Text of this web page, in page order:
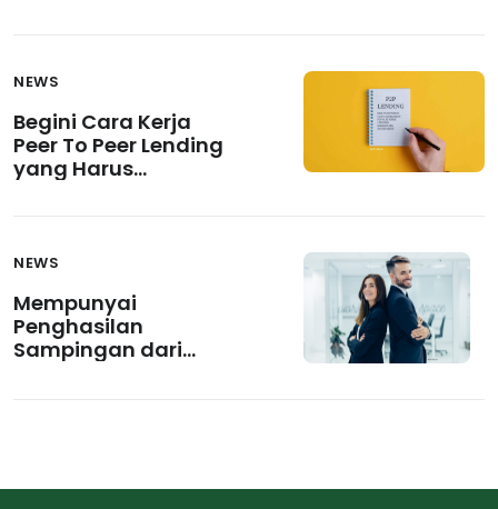
NEWS
Begini Cara Kerja
Peer To Peer Lending
yang Harus
NEWS
Mempunyai
Penghasilan
Sampingan dari